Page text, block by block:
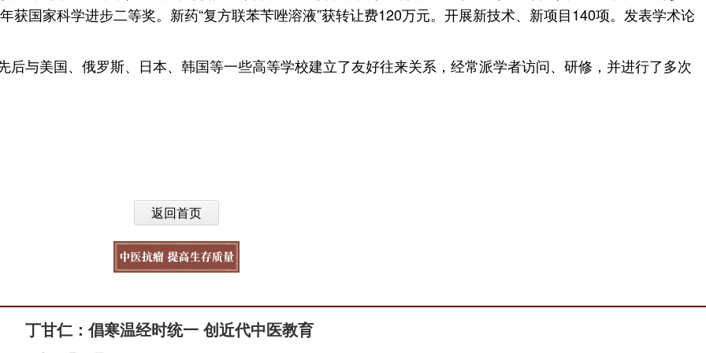
国家科学进步二等奖。新药“复方联苯苄唑溶液”获转让费120万元。开展新技术、新项目140项。发表学术论
与美国、俄罗斯、日本、韩国等一些高等学校建立了友好往来关系，经常派学者访问、研修，并进行了多次
返回首页
丁甘仁：倡寒温经时统一 创近代中医教育